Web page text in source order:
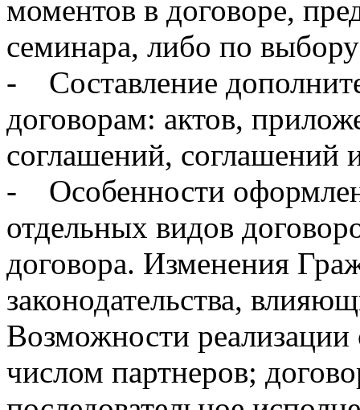
моментов в договоре,
семинара, либо по
- Составление
договорам: актов,
соглашений, соглашений
- Особенности
отдельных видов
договора. Изменения
законодательства,
Возможности
числом партнеров;